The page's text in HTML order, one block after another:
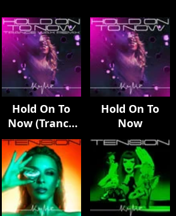
Hold On To
Now (Trance
Wax Remix)
Hold On To
Now